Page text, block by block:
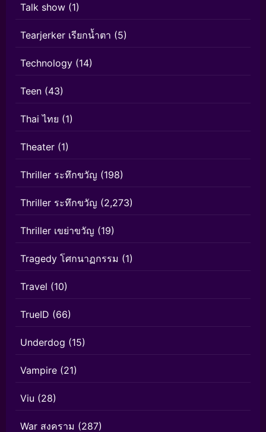
Talk show (1)
Tearjerker เรียกน้ำตา (5)
Technology (14)
Teen (43)
Thai ไทย (1)
Theater (1)
Thriller ระทึกขวัญ (198)
Thriller ระทึกขวัญ (2,273)
Thriller เขย่าขวัญ (19)
Tragedy โศกนาฏกรรม (1)
Travel (10)
TrueID (66)
Underdog (15)
Vampire (21)
Viu (28)
War สงคราม (287)